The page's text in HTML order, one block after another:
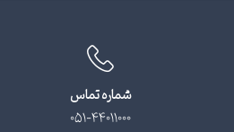
شماره تماس
051-44011000